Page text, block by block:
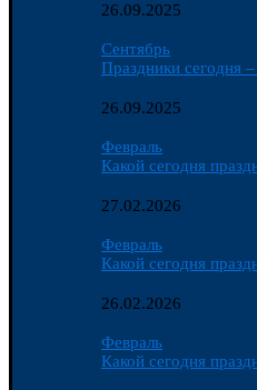
26.09.2025
Сентябрь
Праздники сегодня
26.09.2025
Февраль
Какой сегодня
27.02.2026
Февраль
Какой сегодня
26.02.2026
Февраль
Какой сегодня